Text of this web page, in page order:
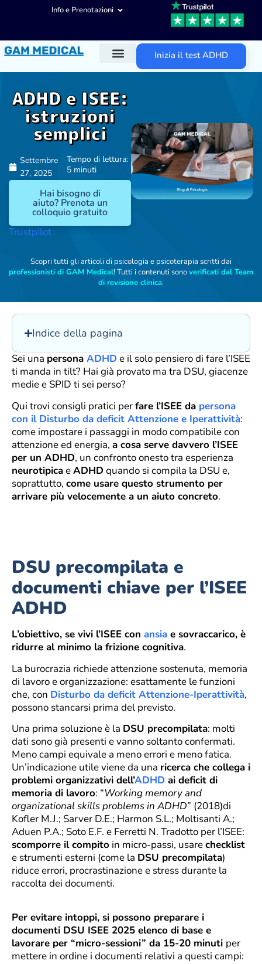
Info e Prenotazioni
Inizia il test ADHD
ADHD e ISEE:
istruzioni
semplici
Settembre
27, 2025
Tempo di lettura:
5 minuti
Hai bisogno di
aiuto? Prenota un
colloquio gratuito
Trustpilot
Scopri tutti gli articoli di psicologia e psicoterapia scritti dai
professionisti di GAM Medical! Tutti i contenuti sonoverificati dal Team
di revisione clinica.
Indice della pagina
Sei una persona ADHD e il solo pensiero di fare l’ISEE
ti manda in tilt? Hai già provato ma tra DSU, giacenze
medie e SPID ti sei perso?
Qui trovi consigli pratici perfare l’ISEE da persona
con il Disturbo da deficit Attenzione e Iperattività:
come impostare i passaggi in modo compatibile con
attenzione ed energia, a cosa serve davvero l’ISEE
per un ADHD, un confronto onesto tra esperienza
neurotipicaeADHD quando si compila la DSU e,
soprattutto, come usare questo strumento per
arrivare più velocemente a un aiuto concreto.
DSU precompilata e
documenti chiave per l’ISEE
ADHD
L’obiettivo, se vivi l’ISEE con ansia e sovraccarico, è
ridurre al minimo la frizione cognitiva.
La burocrazia richiede attenzione sostenuta, memoria
di lavoro e organizzazione: esattamente le funzioni
che, con Disturbo da deficit Attenzione-Iperattività,
possono stancarsi prima del previsto.
Una prima soluzione è la DSU precompilata: molti
dati sono già presenti e vanno soltanto confermati.
Meno campi equivale a meno errori e meno fatica.
Un’indicazione utile viene da una ricerca che collega i
problemi organizzativi dell’ADHD ai deficit di
memoria di lavoro: “Working memory and
organizational skills problems in ADHD” (2018)di
Kofler M.J.; Sarver D.E.; Harmon S.L.; Moltisanti A.;
Aduen P.A.; Soto E.F. e Ferretti N. Tradotto per l’ISEE:
scomporre il compito in micro-passi, usarechecklist
e strumenti esterni (come la DSU precompilata)
riduce errori, procrastinazione e stress durante la
raccolta dei documenti.
Per evitare intoppi, si possono preparare i
documenti DSU ISEE 2025 elenco di base e
lavorare per “micro-sessioni” da 15-20 minuti per
mettere in ordine i documenti relativi a questi campi: